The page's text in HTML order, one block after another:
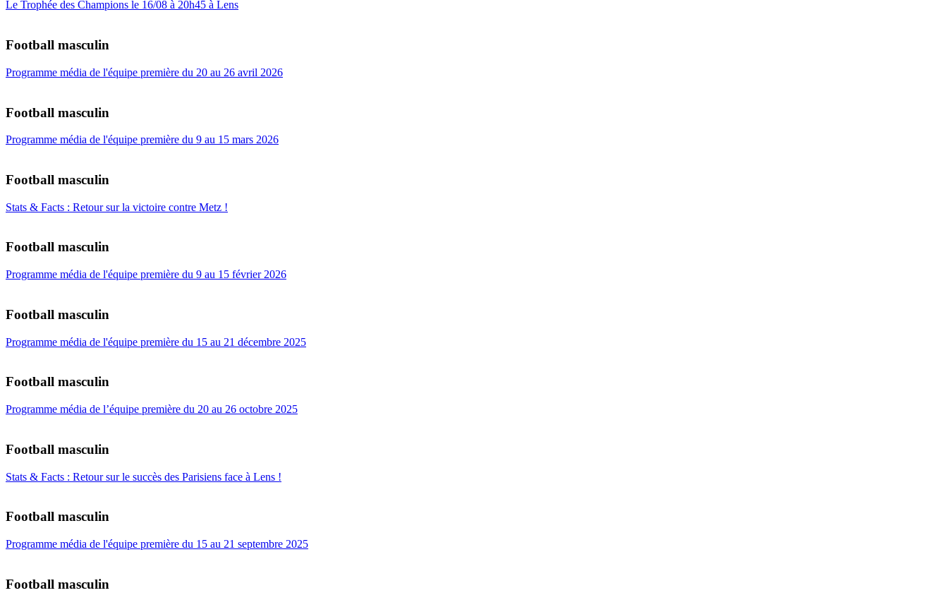
Le Trophée des Champions le 16/08 à 20h45 à Lens
Football masculin
Programme média de l'équipe première du 20 au 26 avril 2026
Football masculin
Programme média de l'équipe première du 9 au 15 mars 2026
Football masculin
Stats & Facts : Retour sur la victoire contre Metz !
Football masculin
Programme média de l'équipe première du 9 au 15 février 2026
Football masculin
Programme média de l'équipe première du 15 au 21 décembre 2025
Football masculin
Programme média de l’équipe première du 20 au 26 octobre 2025
Football masculin
Stats & Facts : Retour sur le succès des Parisiens face à Lens !
Football masculin
Programme média de l'équipe première du 15 au 21 septembre 2025
Football masculin